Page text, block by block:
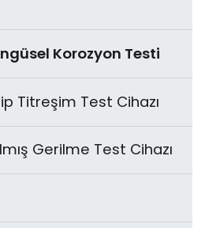
Korozyon Testi
Titreşim Test Cihazı
Gerilme Test Cihazı